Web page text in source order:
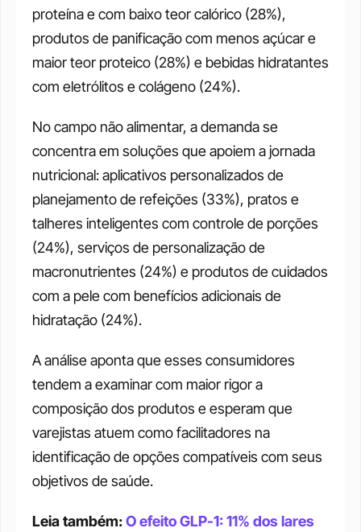
proteína e com baixo teor calórico (28%),
produtos de panificação com menos açúcar e
maior teor proteico (28%) e bebidas hidratantes
com eletrólitos e colágeno (24%).
No campo não alimentar, a demanda se
concentra em soluções que apoiem a jornada
nutricional: aplicativos personalizados de
planejamento de refeições (33%), pratos e
talheres inteligentes com controle de porções
(24%), serviços de personalização de
macronutrientes (24%) e produtos de cuidados
com a pele com benefícios adicionais de
hidratação (24%).
A análise aponta que esses consumidores
tendem a examinar com maior rigor a
composição dos produtos e esperam que
varejistas atuem como facilitadores na
identificação de opções compatíveis com seus
objetivos de saúde.
Leia também: O efeito GLP-1: 11% dos lares